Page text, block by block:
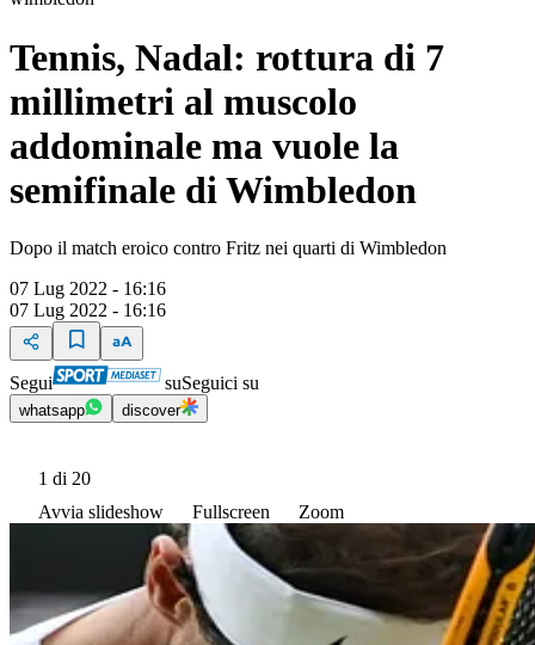
Tennis, Nadal: rottura di 7
millimetri al muscolo
addominale ma vuole la
semifinale di Wimbledon
Dopo il match eroico contro Fritz nei quarti di Wimbledon
07 Lug 2022 - 16:16
07 Lug 2022 - 16:16
Segui suSeguici su
whatsapp discover
1 di 20
Avvia slideshow
Fullscreen Zoom